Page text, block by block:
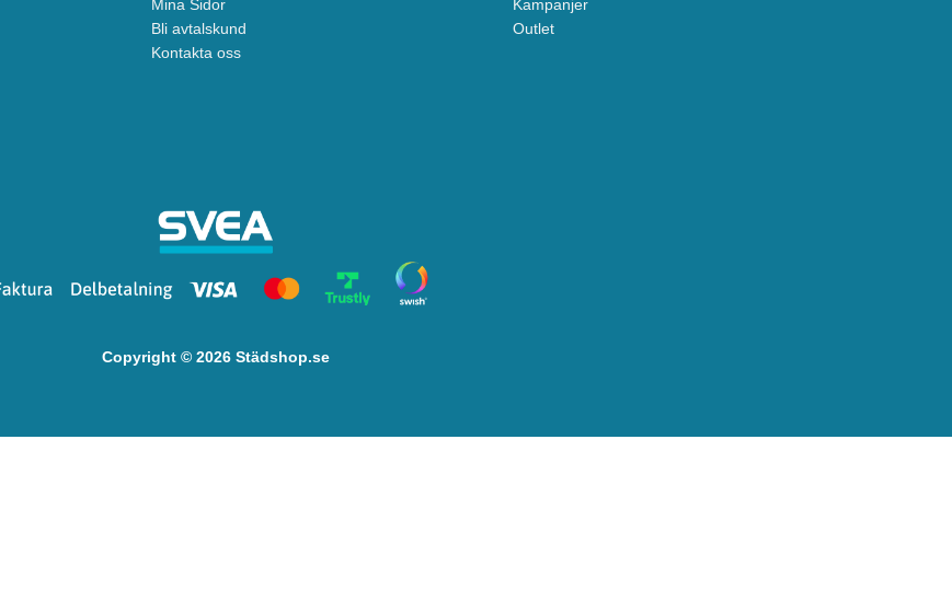
Mina Sidor
Bli avtalskund
Kontakta oss
Kampanjer
Outlet
Copyright © 2026 Städshop.se